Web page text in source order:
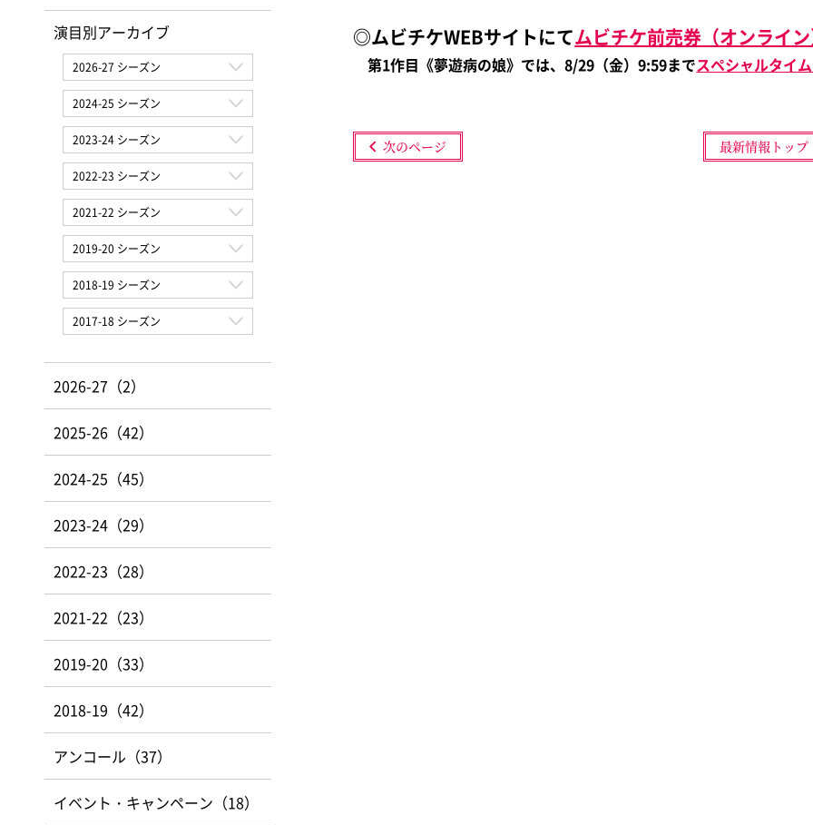
◎ムビチケWEBサイトにてムビチケ前売券（オンライ
第1作目《夢遊病の娘》では、8/29（金）9:59までスペシャルタイ
次のページ 最新情報トップ
演目別アーカイブ
2026-27（2）
2025-26（42）
2024-25（45）
2023-24（29）
2022-23（28）
2021-22（23）
2019-20（33）
2018-19（42）
アンコール（37）
イベント・キャンペーン（18）